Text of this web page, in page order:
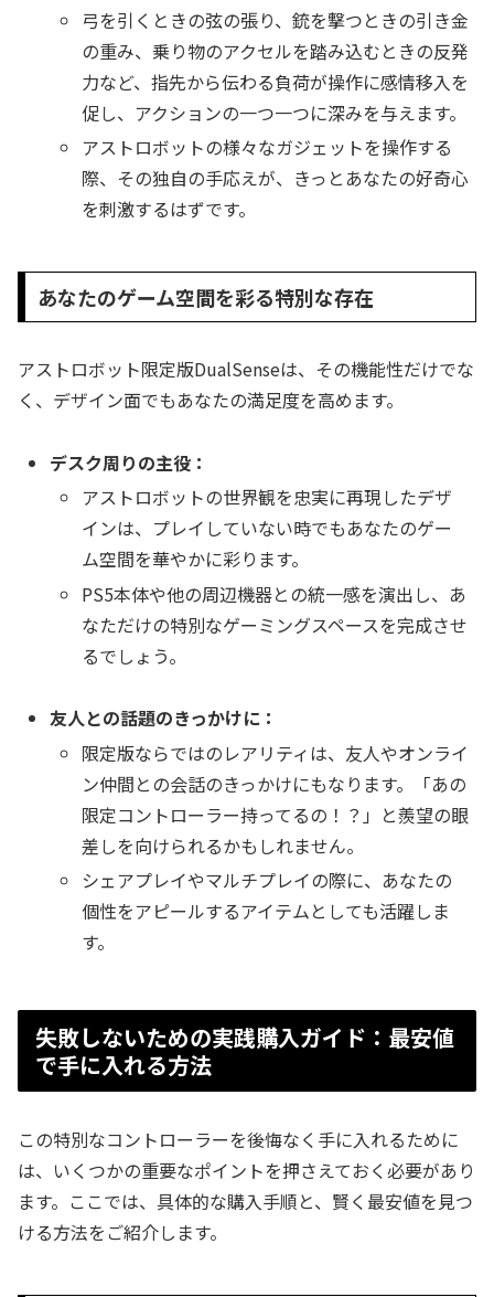
弓を引くときの弦の張り、銃を撃つときの引き金
の重み、乗り物のアクセルを踏み込むときの反発
力など、指先から伝わる負荷が操作に感情移入を
促し、アクションの一つ一つに深みを与えます。
アストロボットの様々なガジェットを操作する
際、その独自の手応えが、きっとあなたの好奇心
を刺激するはずです。
あなたのゲーム空間を彩る特別な存在
アストロボット限定版DualSenseは、その機能性だけでな
く、デザイン面でもあなたの満足度を高めます。
デスク周りの主役：
アストロボットの世界観を忠実に再現したデザ
インは、プレイしていない時でもあなたのゲー
ム空間を華やかに彩ります。
PS5本体や他の周辺機器との統一感を演出し、あ
なただけの特別なゲーミングスペースを完成させ
るでしょう。
友人との話題のきっかけに：
限定版ならではのレアリティは、友人やオンライ
ン仲間との会話のきっかけにもなります。「あの
限定コントローラー持ってるの！？」と羨望の眼
差しを向けられるかもしれません。
シェアプレイやマルチプレイの際に、あなたの
個性をアピールするアイテムとしても活躍しま
す。
失敗しないための実践購入ガイド：最安値
で手に入れる方法
この特別なコントローラーを後悔なく手に入れるために
は、いくつかの重要なポイントを押さえておく必要があり
ます。ここでは、具体的な購入手順と、賢く最安値を見つ
ける方法をご紹介します。